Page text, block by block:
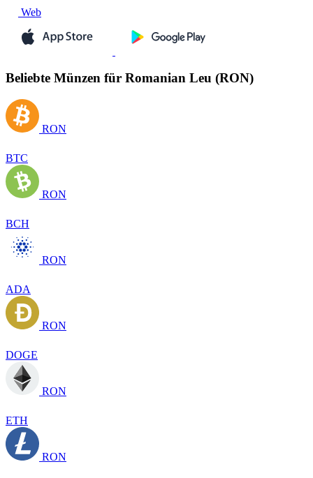
Web
Beliebte Münzen für Romanian Leu (RON)
RON
BTC
RON
BCH
RON
ADA
RON
DOGE
RON
ETH
RON